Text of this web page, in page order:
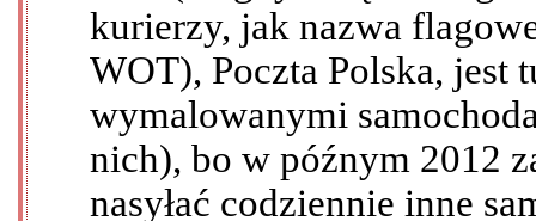
kurierzy, jak nazwa
WOT), Poczta Polska, jest
wymalowanymi
nich), bo w późnym 2012
nasyłać codziennie inne